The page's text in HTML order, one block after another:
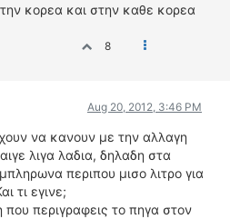
κορεα και στην καθε κορεα
8
Aug 20, 2012, 3:46 PM
να κανουν με την αλλαγη
λιγα λαδια, δηλαδη στα
περιπου μισο λιτρο για
τι εγινε;
που περιγραφεις το πηγα στον